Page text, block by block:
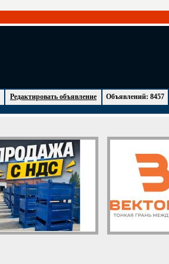
Редактировать объявление Объявлений: 8457